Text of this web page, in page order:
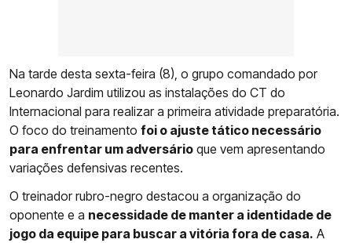
Na tarde desta sexta-feira (8), o grupo comandado por
Leonardo Jardim utilizou as instalações do CT do
Internacional para realizar a primeira atividade preparatória.
O foco do treinamento foi o ajuste tático necessário
para enfrentar um adversário que vem apresentando
variações defensivas recentes.
O treinador rubro-negro destacou a organização do
oponente e a necessidade de manter a identidade de
jogo da equipe para buscar a vitória fora de casa. A